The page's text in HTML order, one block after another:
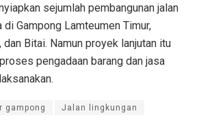
sejumlah pembangunan jalan
di Gampong Lamteumen Timur,
dan Bitai. Namun proyek lanjutan itu
pengadaan barang dan jasa
gampong Jalan lingkungan